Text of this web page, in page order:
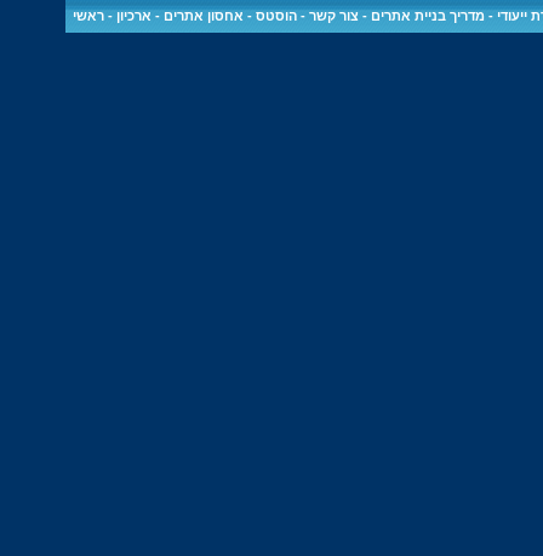
ייעודי -מדריך בניית אתרים -צור קשר -הוסטס - אחסון אתרים - ארכיון -ראשי